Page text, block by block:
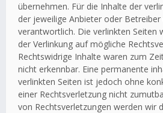
übernehmen. Für die Inhalte der
der jeweilige Anbieter oder Betreiber
verantwortlich. Die verlinkten Seiten
der Verlinkung auf mögliche
Rechtswidrige Inhalte waren zum
nicht erkennbar. Eine permanente
verlinkten Seiten ist jedoch ohne
einer Rechtsverletzung nicht
von Rechtsverletzungen werden wir